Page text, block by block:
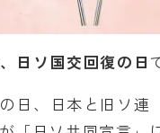
日ソ国交回復の日
日、日本と旧ソ連